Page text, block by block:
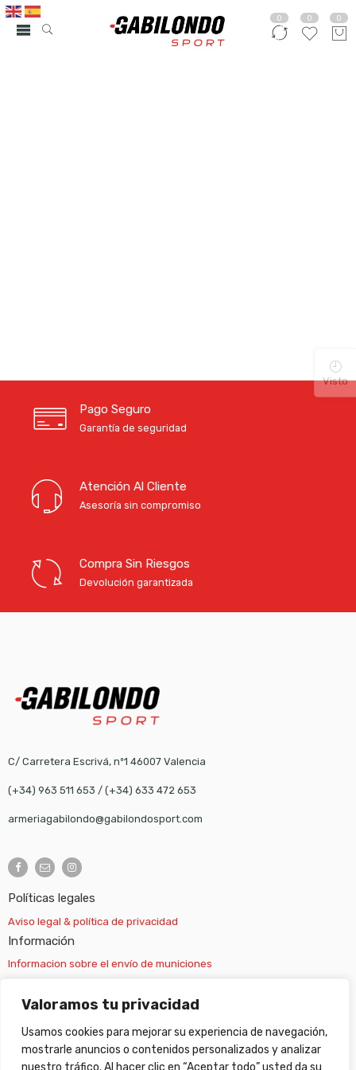
Valoramos tu privacidad
Usamos cookies para mejorar su experiencia de navegación,
mostrarle anuncios o contenidos personalizados y analizar
nuestro tráfico. Al hacer clic en “Aceptar todo” usted da su
0 0 0
Pago Seguro
Garantía de seguridad
Atención Al Cliente
Asesoría sin compromiso
Compra Sin Riesgos
Devolución garantizada
C/ Carretera Escrivá, nº1 46007 Valencia
(+34) 963 511 653 / (+34) 633 472 653
armeriagabilondo@gabilondosport.com
Políticas legales
Aviso legal & política de privacidad
Información
Informacion sobre el envío de municiones
Información sobre el envío de armas
Cambios y devoluciones
Visto